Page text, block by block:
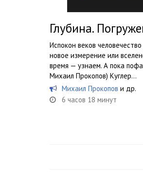
Глубина.
Испокон веков
новое измерение или
время — узнаем. А пока
Михаил Прокопов) Куглер...
Михаил Прокопов и др.
6 часов 18 минут